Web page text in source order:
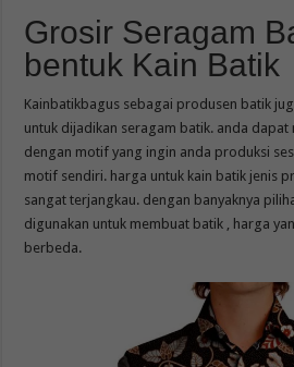
Grosir Seragam
bentuk Kain Batik
Kainbatikbagus sebagai produsen batik
untuk dijadikan seragam batik. anda dapat
dengan motif yang ingin anda produksi
motif sendiri. harga untuk kain batik jenis
sangat terjangkau. dengan banyaknya
digunakan untuk membuat batik , harga
berbeda.